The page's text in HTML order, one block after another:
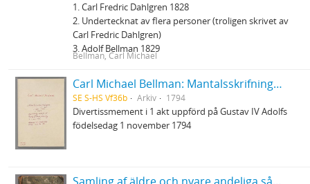
1. Carl Fredric Dahlgren 1828
2. Undertecknat av flera personer (troligen skrivet av
Carl Fredric Dahlgren)
3. Adolf Bellman 1829
Bellman, Carl Michael
Carl Michael Bellman: Mantalsskrifningen
SE S-HS Vf36b Arkiv 1794
Divertissmement i 1 akt uppförd på Gustav IV Adolfs
födelsedag 1 november 1794